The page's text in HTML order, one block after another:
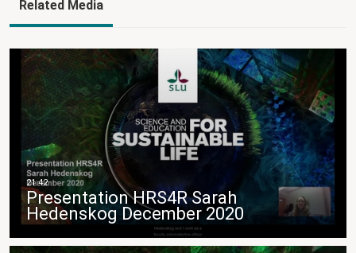
Related Media
Presentation HRS4R Sarah
Hedenskog December 2020